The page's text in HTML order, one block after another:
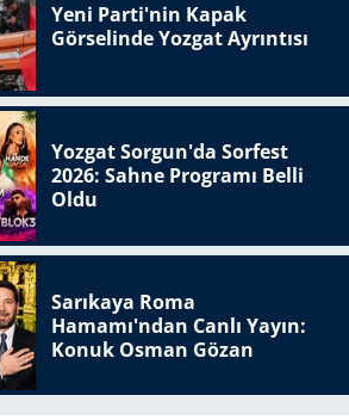
Yeni Parti'nin Kapak
Görselinde Yozgat Ayrıntısı
Yozgat Sorgun'da Sorfest
2026: Sahne Programı Belli
Oldu
Sarıkaya Roma
Hamamı'ndan Canlı Yayın:
Konuk Osman Gözan